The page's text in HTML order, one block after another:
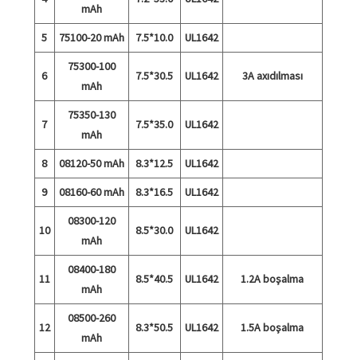
mAh
5 75100-20 mAh 7.5*10.0 UL1642
6
75300-100
mAh
7.5*30.5 UL1642 3A axıdılması
7
75350-130
mAh
7.5*35.0 UL1642
8 08120-50 mAh 8.3*12.5
UL1642
9
08160-60 mAh 8.3*16.5 UL1642
10
08300-120
mAh
8.5*30.0 UL1642
11
08400-180
mAh
8.5*40.5 UL1642 1.2A boşalma
12
08500-260
mAh
8.3*50.5 UL1642 1.5A boşalma